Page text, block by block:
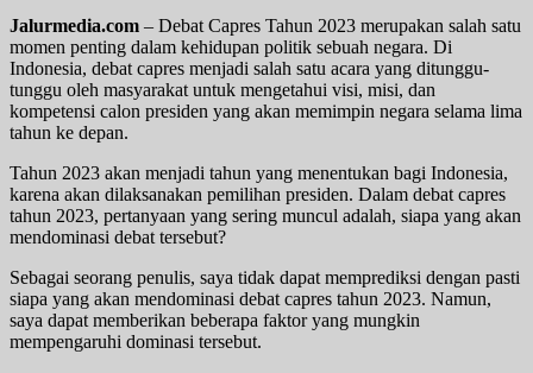
Jalurmedia.com – Debat Capres Tahun 2023 merupakan salah satu
momen penting dalam kehidupan politik sebuah negara. Di
Indonesia, debat capres menjadi salah satu acara yang ditunggu-
tunggu oleh masyarakat untuk mengetahui visi, misi, dan
kompetensi calon presiden yang akan memimpin negara selama lima
tahun ke depan.
Tahun 2023 akan menjadi tahun yang menentukan bagi Indonesia,
karena akan dilaksanakan pemilihan presiden. Dalam debat capres
tahun 2023, pertanyaan yang sering muncul adalah, siapa yang akan
mendominasi debat tersebut?
Sebagai seorang penulis, saya tidak dapat memprediksi dengan pasti
siapa yang akan mendominasi debat capres tahun 2023. Namun,
saya dapat memberikan beberapa faktor yang mungkin
mempengaruhi dominasi tersebut.